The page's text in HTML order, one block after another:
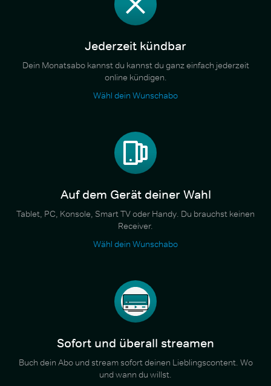
Jederzeit kündbar
Dein Monatsabo kannst du kannst du ganz einfach jederzeit
online kündigen.
Wähl dein Wunschabo
Auf dem Gerät deiner Wahl
Tablet, PC, Konsole, Smart TV oder Handy. Du brauchst keinen
Receiver.
Wähl dein Wunschabo
Sofort und überall streamen
Buch dein Abo und stream sofort deinen Lieblingscontent. Wo
und wann du willst.